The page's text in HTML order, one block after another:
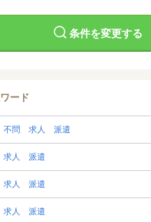
条件を変更する
ード
問 求人 派遣
人 派遣
人 派遣
人 派遣